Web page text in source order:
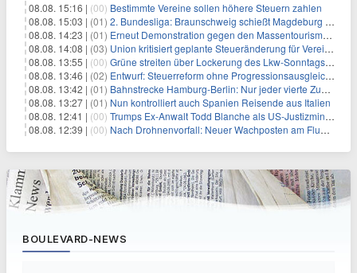
08.08. 15:16 | (00) Bestimmte Vereine sollen höhere Steuern zahlen
08.08. 15:03 | (01) 2. Bundesliga: Braunschweig schießt Magdeburg ab
08.08. 14:23 | (01) Erneut Demonstration gegen den Massentourismus auf Mallorca
08.08. 14:08 | (03) Union kritisiert geplante Steueränderung für Vereine
08.08. 13:55 | (00) Grüne streiten über Lockerung des Lkw-Sonntagsfahrverbots
08.08. 13:46 | (02) Entwurf: Steuerreform ohne Progressionsausgleich geplant
08.08. 13:42 | (01) Bahnstrecke Hamburg-Berlin: Nur jeder vierte Zug pünktlich
08.08. 13:27 | (01) Nun kontrolliert auch Spanien Reisende aus Italien
08.08. 12:41 | (00) Trumps Ex-Anwalt Todd Blanche als US-Justizminister bestätigt
08.08. 12:39 | (00) Nach Drohnenvorfall: Neuer Wachposten am Flughafen
BOULEVARD-NEWS